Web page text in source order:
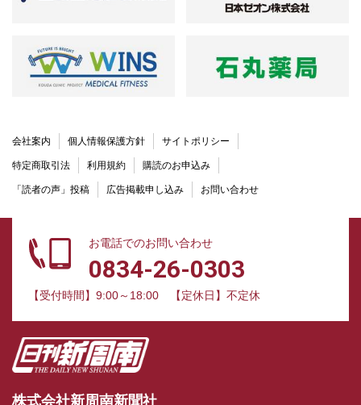
会社案内 個人情報保護方針 サイトポリシー
特定商取引法 利用規約 購読のお申込み
「読者の声」投稿 広告掲載申し込み お問い合わせ
お電話でのお問い合わせ
0834-26-0303
【受付時間】9:00～18:00 【定休日】不定休
株式会社新周南新聞社